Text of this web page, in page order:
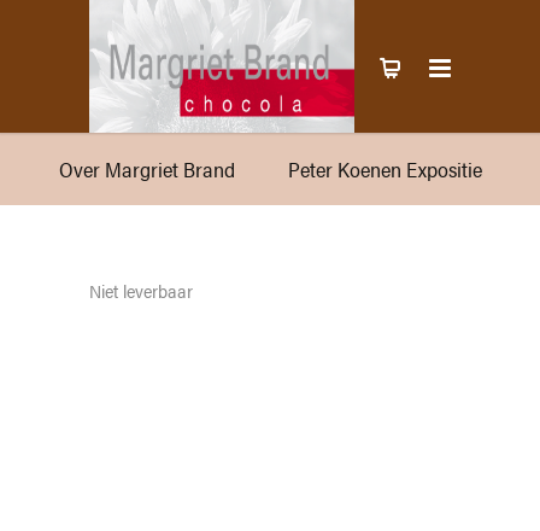
Over Margriet Brand Peter Koenen Expositie
Niet leverbaar